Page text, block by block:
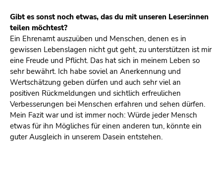
Gibt es sonst noch etwas, das du mit unseren Leser:innen
teilen möchtest?
Ein Ehrenamt auszuüben und Menschen, denen es in
gewissen Lebenslagen nicht gut geht, zu unterstützen ist mir
eine Freude und Pflicht. Das hat sich in meinem Leben so
sehr bewährt. Ich habe soviel an Anerkennung und
Wertschätzung geben dürfen und auch sehr viel an
positiven Rückmeldungen und sichtlich erfreulichen
Verbesserungen bei Menschen erfahren und sehen dürfen.
Mein Fazit war und ist immer noch: Würde jeder Mensch
etwas für ihn Mögliches für einen anderen tun, könnte ein
guter Ausgleich in unserem Dasein entstehen.